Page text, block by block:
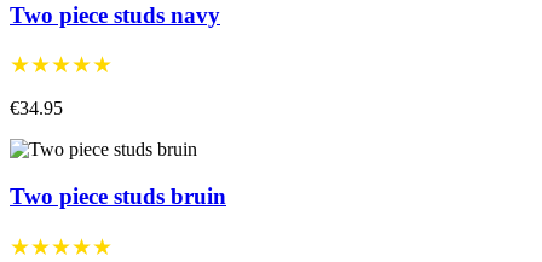
Two piece studs navy
★★★★★
€34.95
Two piece studs bruin
★★★★★